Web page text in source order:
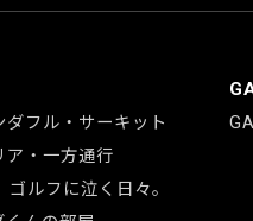
ダフル・サーキット
ア・一方通行
ゴルフに泣く日々。